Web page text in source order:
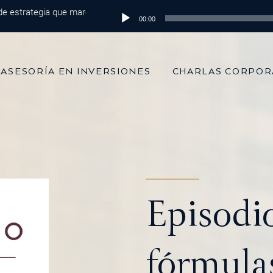
que marca la diferencia Episodio 215: De 100 mil dólares
Reproductor
00:00
ASESORÍA EN INVERSIONES CHARLAS